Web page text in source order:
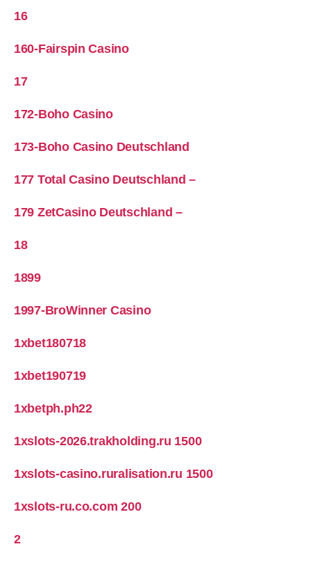
16
160-Fairspin Casino
17
172-Boho Casino
173-Boho Casino Deutschland
177 Total Casino Deutschland –
179 ZetCasino Deutschland –
18
1899
1997-BroWinner Casino
1xbet180718
1xbet190719
1xbetph.ph22
1xslots-2026.trakholding.ru 1500
1xslots-casino.ruralisation.ru 1500
1xslots-ru.co.com 200
2